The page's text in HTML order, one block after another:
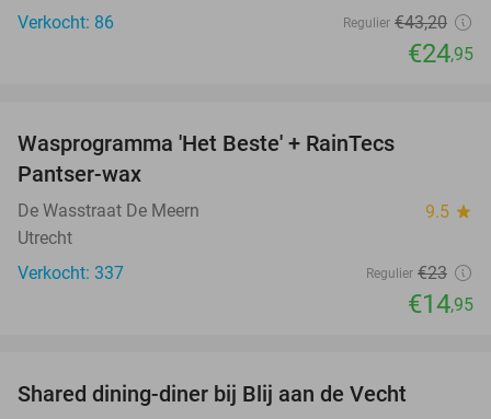
Verkocht: 86
Regulier €43,20
€24,95
Wasprogramma 'Het Beste' + RainTecs
Pantser-wax
De Wasstraat De Meern 9.5 star
Utrecht
Verkocht: 337
Regulier €23
€14,95
Shared dining-diner bij Blij aan de Vecht